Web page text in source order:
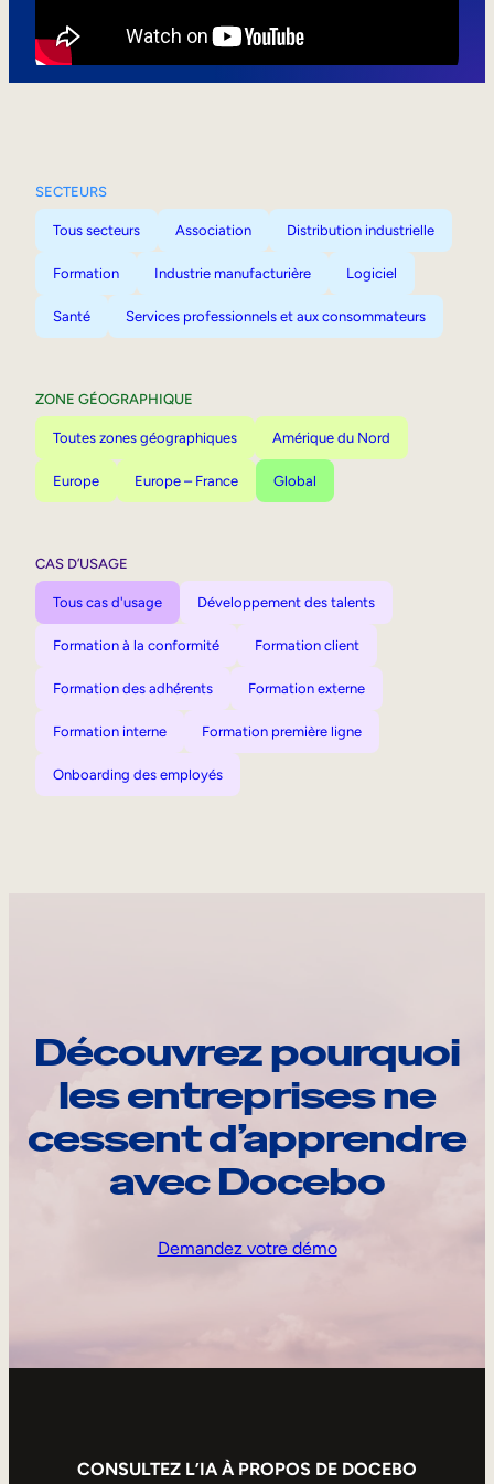
SECTEURS
Tous secteurs Association Distribution industrielle
Formation Industrie manufacturière Logiciel
Santé Services professionnels et aux consommateurs
ZONE GÉOGRAPHIQUE
Toutes zones géographiques Amérique du Nord
Europe Europe – France Global
CAS D’USAGE
Tous cas d'usage Développement des talents
Formation à la conformité Formation client
Formation des adhérents Formation externe
Formation interne Formation première ligne
Onboarding des employés
Découvrez pourquoi
les entreprises ne
cessent d’apprendre
avec Docebo
Demandez votre démo
CONSULTEZ L’IA À PROPOS DE DOCEBO